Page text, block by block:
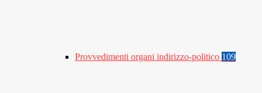
Provvedimenti organi indirizzo-politico 109